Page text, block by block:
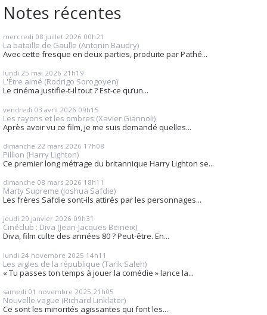
Notes récentes
mercredi 08 juillet 2026 00h21
La bataille de Gaulle (Antonin Baudry)
Avec cette fresque en deux parties, produite par Pathé...
lundi 25 mai 2026 21h19
L'Être aimé (Rodrigo Sorogoyen)
Le cinéma justifie-t-il tout ? Est-ce qu’un...
vendredi 03 avril 2026 09h15
Les rayons et les ombres (Xavier Giannoli)
Après avoir vu ce film, je me suis demandé quelles...
dimanche 22 mars 2026 17h08
Pillion (Harry Lighton)
Ce premier long métrage du britannique Harry Lighton se...
dimanche 08 mars 2026 18h11
Marty Supreme (Joshua Safdie)
Les frères Safdie sont-ils attirés par les personnages...
jeudi 29 janvier 2026 09h31
Cinéclub : Diva (Jean-Jacques Beineix)
Diva, film culte des années 80 ? Peut-être. En...
lundi 24 novembre 2025 14h11
Les aigles de la république (Tarik Saleh)
« Tu passes ton temps à jouer la comédie » lance la...
samedi 01 novembre 2025 21h05
Nouvelle vague (Richard Linklater)
Ce sont les minorités agissantes qui font les...